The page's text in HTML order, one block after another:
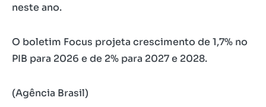
neste ano.
O boletim Focus projeta crescimento de 1,7% no
PIB para 2026 e de 2% para 2027 e 2028.
(Agência Brasil)